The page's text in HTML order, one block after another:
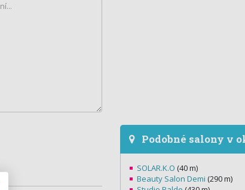
Podobné salony v
SOLAR.K.O (40 m)
Beauty Salon Demi (290 m)